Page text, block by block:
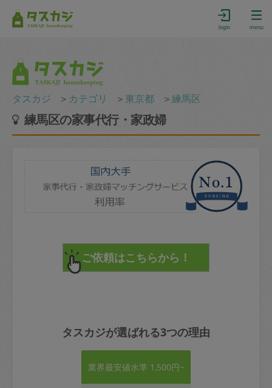
login menu
タスカジ ＞ カテゴリ ＞ 東京都 ＞練馬区
練馬区の家事代行・家政婦
タスカジが選ばれる3つの理由
業界最安値水準 1,500円~